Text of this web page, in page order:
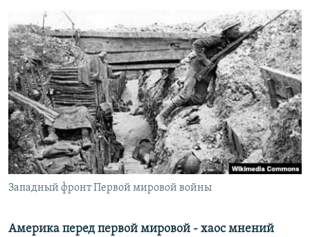
поискуСЕВЕР.РЕАЛИИ
СИБИРЬ.РЕАЛИИ
РАСПИСАНИЕ ВЕЩАНИЯ
ПОДПИШИТЕСЬ НА РАССЫЛКУ
СОЦИАЛЬНЫЕ СЕТИ
Все сайты РСЕ/РС
Западный фронт Первой мировой войны
Америка перед первой мировой - хаос мнений